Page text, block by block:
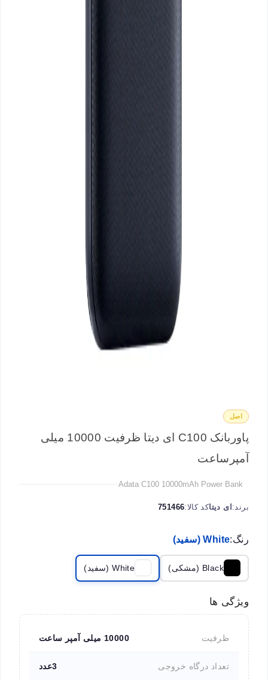
اصل
پاوربانک C100 ای دیتا ظرفیت 10000 میلی
آمپرساعت
Adata C100 10000mAh Power Bank
برند: ای دیتاکد کالا:751466
رنگ:White (سفید)
Black (مشکی) White (سفید)
ویژگی ها
ظرفیت 10000 میلی آمپر ساعت
تعداد درگاه خروجی 3عدد